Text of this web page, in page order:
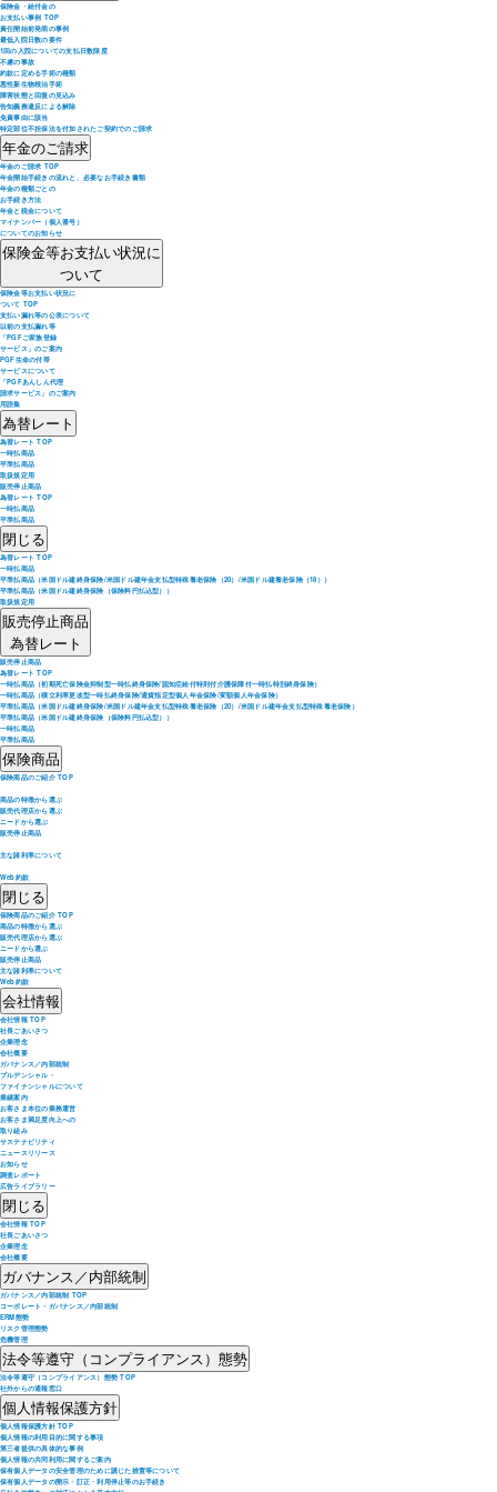
保険金・給付金の
お支払い事例 TOP
責任開始前発病の事例
最低入院日数の要件
1回の入院についての支払日数限度
不慮の事故
約款に定める手術の種類
悪性新生物根治手術
障害状態と回復の見込み
告知義務違反による解除
免責事由に該当
特定部位不担保法を付加されたご契約でのご請求
年金のご請求
年金のご請求 TOP
年金開始手続きの流れと、必要なお手続き書類
年金の種類ごとの
お手続き方法
年金と税金について
マイナンバー（個人番号）
についてのお知らせ
保険金等お支払い状況に
ついて
保険金等お支払い状況に
ついて TOP
支払い漏れ等の公表について
以前の支払漏れ等
「PGFご家族登録
サービス」のご案内
PGF生命の付帯
サービスについて
「PGFあんしん代理
請求サービス」のご案内
用語集
為替レート
為替レート TOP
一時払商品
平準払商品
取扱規定用
販売停止商品
為替レート TOP
一時払商品
平準払商品
閉じる
為替レート TOP
一時払商品
平準払商品（米国ドル建終身保険/米国ドル建年金支払型特殊養老保険（20）/米国ドル建養老保険（18））
平準払商品（米国ドル建終身保険（保険料円払込型））
取扱規定用
販売停止商品
為替レート
販売停止商品
為替レート TOP
一時払商品（初期死亡保険金抑制型一時払終身保険/認知症給付特則付介護保障付一時払特別終身保険）
一時払商品（積立利率更改型一時払終身保険/通貨指定型個人年金保険/変額個人年金保険）
平準払商品（米国ドル建終身保険/米国ドル建年金支払型特殊養老保険（20）/米国ドル建年金支払型特殊養老保険）
平準払商品（米国ドル建終身保険（保険料円払込型））
一時払商品
平準払商品
保険商品
保険商品のご紹介 TOP
商品の特徴から選ぶ
販売代理店から選ぶ
ニードから選ぶ
販売停止商品
主な諸利率について
Web約款
閉じる
保険商品のご紹介 TOP
商品の特徴から選ぶ
販売代理店から選ぶ
ニードから選ぶ
販売停止商品
主な諸利率について
Web約款
会社情報
会社情報 TOP
社長ごあいさつ
企業理念
会社概要
ガバナンス／内部統制
プルデンシャル・
ファイナンシャルについて
業績案内
お客さま本位の業務運営
お客さま満足度向上への
取り組み
サステナビリティ
ニュースリリース
お知らせ
調査レポート
広告ライブラリー
閉じる
会社情報 TOP
社長ごあいさつ
企業理念
会社概要
ガバナンス／内部統制
ガバナンス／内部統制 TOP
コーポレート・ガバナンス／内部統制
ERM態勢
リスク管理態勢
危機管理
法令等遵守（コンプライアンス）態勢
法令等遵守（コンプライアンス）態勢 TOP
社外からの通報窓口
個人情報保護方針
個人情報保護方針 TOP
個人情報の利用目的に関する事項
第三者提供の具体的な事例
個人情報の共同利用に関するご案内
保有個人データの安全管理のために講じた措置等について
保有個人データの開示・訂正・利用停止等のお手続き